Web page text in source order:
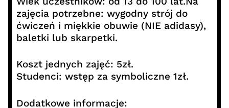
zajęcia potrzebne: wygodny strój do
ćwiczeń i miękkie obuwie (NIE adidasy),
baletki lub skarpetki.
Koszt jednych zajęć: 5zł.
Studenci: wstęp za symboliczne 1zł.
Dodatkowe informacje: